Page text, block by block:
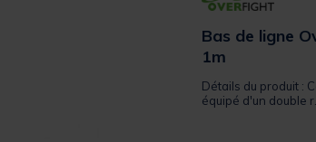
Bas de ligne
1m
Détails du produit :
équipé d'un double r...